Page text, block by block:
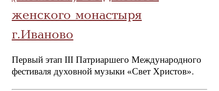
женского монастыря
г.Иваново
Первый этап III Патриаршего Международного
фестиваля духовной музыки «Свет Христов».